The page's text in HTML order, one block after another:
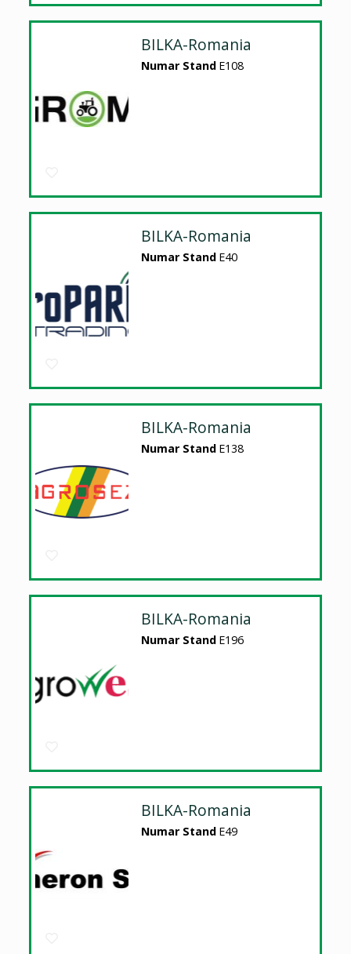
BILKA-Romania
Numar Stand E108
BILKA-Romania
Numar Stand E40
BILKA-Romania
Numar Stand E138
BILKA-Romania
Numar Stand E196
BILKA-Romania
Numar Stand E49